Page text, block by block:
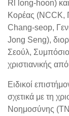
Rl long-hoon)
Κορέας (NCCK,
Chang-seop,
Jong Seng),
Σεούλ,
χριστιανικής
Ειδικοί
σχετικά με τη
Νοημοσύνης